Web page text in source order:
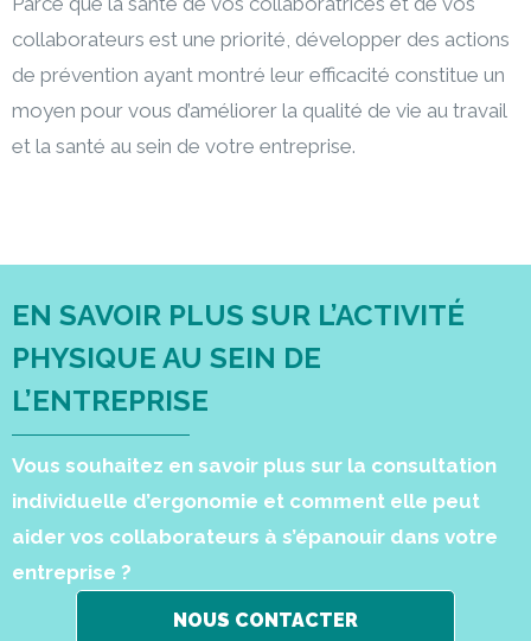
collaborateurs est une priorité, développer des actions
de prévention ayant montré leur efficacité constitue un
moyen pour vous d’améliorer la qualité de vie au travail
et la santé au sein de votre entreprise.
EN SAVOIR PLUS SUR L’ACTIVITÉ
PHYSIQUE AU SEIN DE
L’ENTREPRISE
Vous souhaitez en savoir plus sur la consultation
individuelle d’ergonomie et comment elle peut
aider vos collaborateurs à s’épanouir dans votre
entreprise ?
NOUS CONTACTER